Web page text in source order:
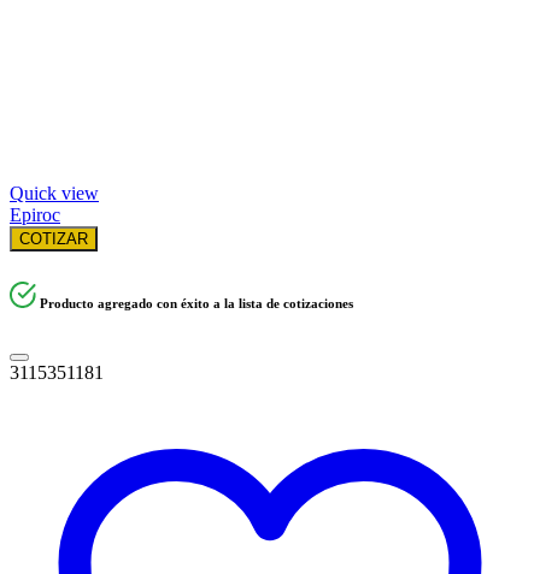
Quick view
Epiroc
COTIZAR
Producto agregado con éxito a la lista de cotizaciones
3115351181